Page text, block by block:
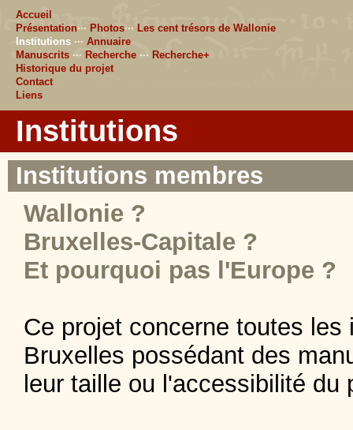
Accueil
Présentation··· Photos··· Les cent trésors de Wallonie
Institutions ··· Annuaire
Manuscrits ··· Recherche ··· Recherche+
Historique du projet
Contact
Liens
Institutions
Institutions membres
Wallonie ?
Bruxelles-Capitale ?
Et pourquoi pas l'Europe ?
Ce projet concerne toutes
Bruxelles possédant des
leur taille ou l'accessibilité